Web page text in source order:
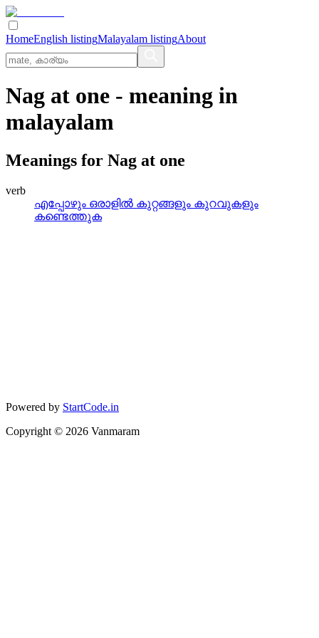
HomeEnglish listingMalayalam listingAbout
Nag at one - meaning in
malayalam
Meanings for Nag at one
verb
എപ്പോഴും ഒരാളില്‍ കുറ്റങ്ങളും കുറവുകളും
കണ്ടെത്തുക
Powered by StartCode.in
Copyright © 2026 Vanmaram